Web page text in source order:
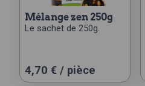
mélange zen 250g
Le sachet de 250g.
4,70 € / pièce